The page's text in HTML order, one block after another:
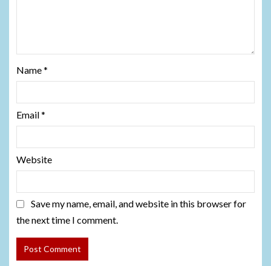
Name*
Email*
Website
Save my name, email, and website in this browser for
the next time I comment.